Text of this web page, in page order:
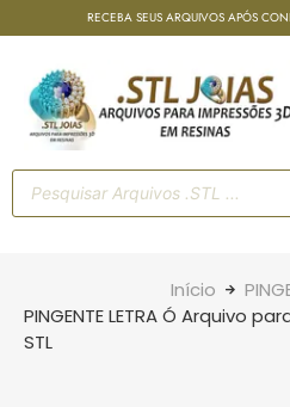
RECEBA SEUS ARQUIVOS APÓS
Início
PINGENTE LETRA Ó Arquivo
STL